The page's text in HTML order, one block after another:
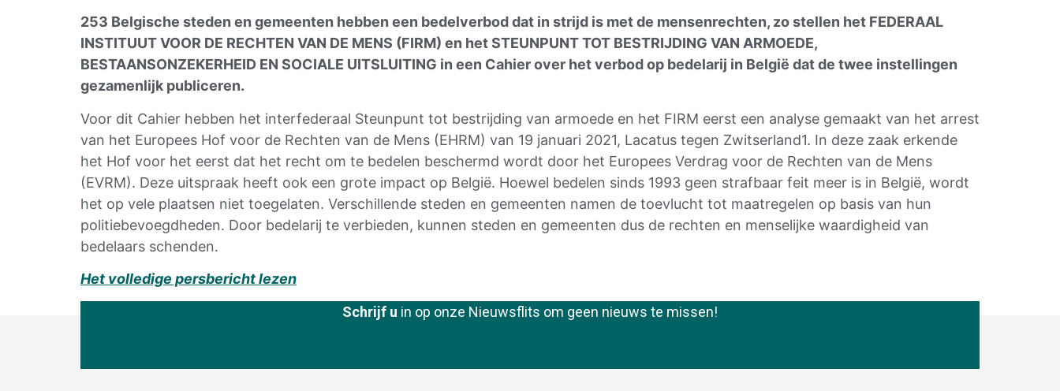
253 Belgische steden en gemeenten hebben een bedelverbod dat in strijd is met de mensenrechten, zo stellen het FEDERAAL
INSTITUUT VOOR DE RECHTEN VAN DE MENS (FIRM) en het STEUNPUNT TOT BESTRIJDING VAN ARMOEDE,
BESTAANSONZEKERHEID EN SOCIALE UITSLUITING in een Cahier over het verbod op bedelarij in België dat de twee instellingen
gezamenlijk publiceren.
Voor dit Cahier hebben het interfederaal Steunpunt tot bestrijding van armoede en het FIRM eerst een analyse gemaakt van het arrest
van het Europees Hof voor de Rechten van de Mens (EHRM) van 19 januari 2021, Lacatus tegen Zwitserland1. In deze zaak erkende
het Hof voor het eerst dat het recht om te bedelen beschermd wordt door het Europees Verdrag voor de Rechten van de Mens
(EVRM). Deze uitspraak heeft ook een grote impact op België. Hoewel bedelen sinds 1993 geen strafbaar feit meer is in België, wordt
het op vele plaatsen niet toegelaten. Verschillende steden en gemeenten namen de toevlucht tot maatregelen op basis van hun
politiebevoegdheden. Door bedelarij te verbieden, kunnen steden en gemeenten dus de rechten en menselijke waardigheid van
bedelaars schenden.
Het volledige persbericht lezen
Schrijf u in op onze Nieuwsflits om geen nieuws te missen!